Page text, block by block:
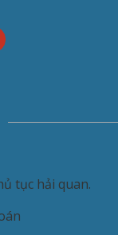
tục hải quan.